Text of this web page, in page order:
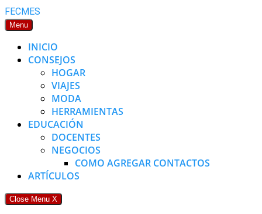
Skip
to
FECMES
Menu
INICIO
CONSEJOS
HOGAR
VIAJES
MODA
HERRAMIENTAS
EDUCACIÓN
DOCENTES
NEGOCIOS
COMO AGREGAR CONTACTOS
ARTÍCULOS
Close Menu X